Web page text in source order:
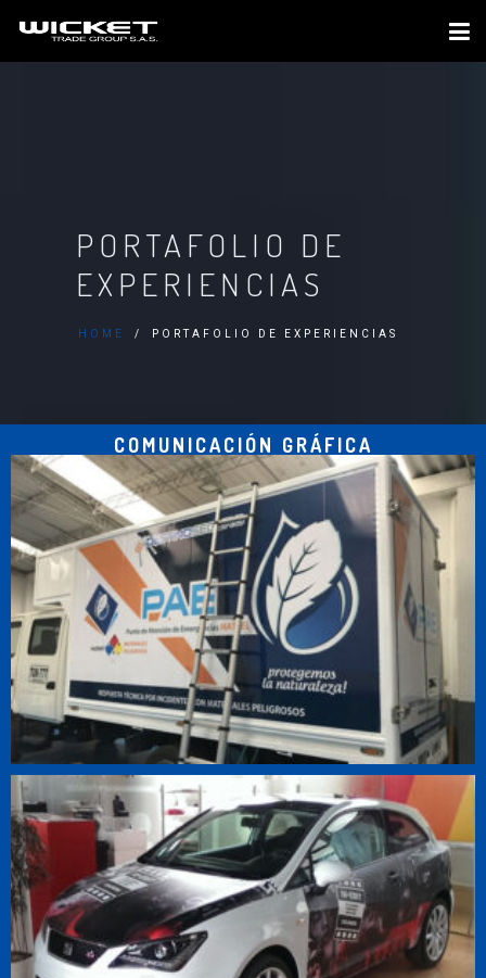
PORTAFOLIO DE
EXPERIENCIAS
HOME PORTAFOLIO DE EXPERIENCIAS
COMUNICACIÓN GRÁFICA